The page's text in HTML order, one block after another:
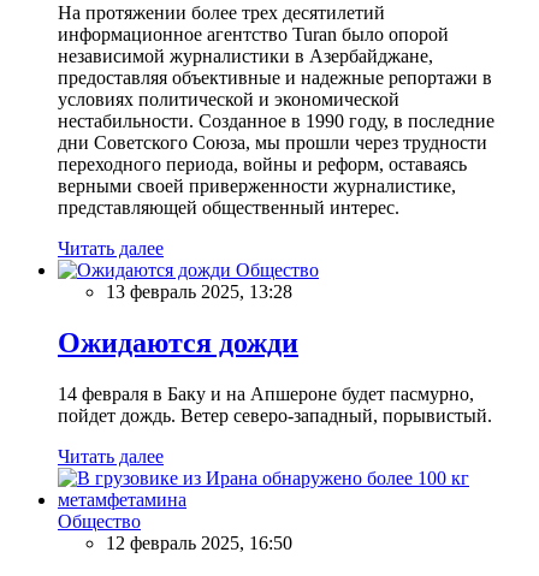
На протяжении более трех десятилетий
информационное агентство Turan было опорой
независимой журналистики в Азербайджане,
предоставляя объективные и надежные репортажи в
условиях политической и экономической
нестабильности. Созданное в 1990 году, в последние
дни Советского Союза, мы прошли через трудности
переходного периода, войны и реформ, оставаясь
верными своей приверженности журналистике,
представляющей общественный интерес.
Читать далее
Общество
13 февраль 2025, 13:28
Ожидаются дожди
14 февраля в Баку и на Апшероне будет пасмурно,
пойдет дождь. Ветер северо-западный, порывистый.
Читать далее
Общество
12 февраль 2025, 16:50